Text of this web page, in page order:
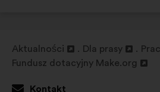
Aktualności
nowej
Dla prasy
Otwieranie
w
w
Fundusz dotacyjny Make.org
w
Kontakt